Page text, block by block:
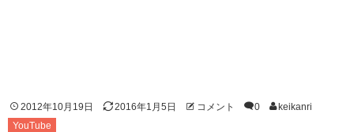
2012年10月19日 2016年1月5日 コメント 0
keikanri
YouTube